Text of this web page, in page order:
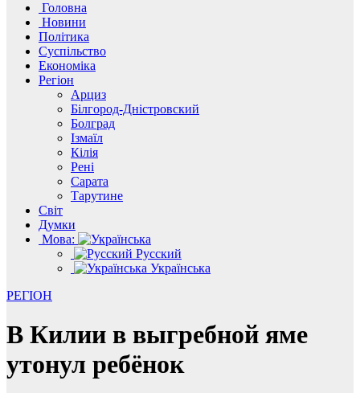
Головна
Новини
Політика
Суспільство
Економіка
Регіон
Арциз
Білгород-Дністровский
Болград
Ізмаїл
Кілія
Рені
Сарата
Тарутине
Світ
Думки
Мова:
Русский
Українська
РЕГІОН
В Килии в выгребной яме
утонул ребёнок